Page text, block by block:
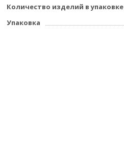
Количество изделий в упаковке
Упаковка